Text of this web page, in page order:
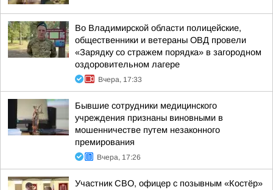
Во Владимирской области полицейские,
общественники и ветераны ОВД провели
«Зарядку со стражем порядка» в загородном
оздоровительном лагере
Вчера, 17:33
Бывшие сотрудники медицинского
учреждения признаны виновными в
мошенничестве путем незаконного
премирования
Вчера, 17:26
Участник СВО, офицер с позывным «Костёр»